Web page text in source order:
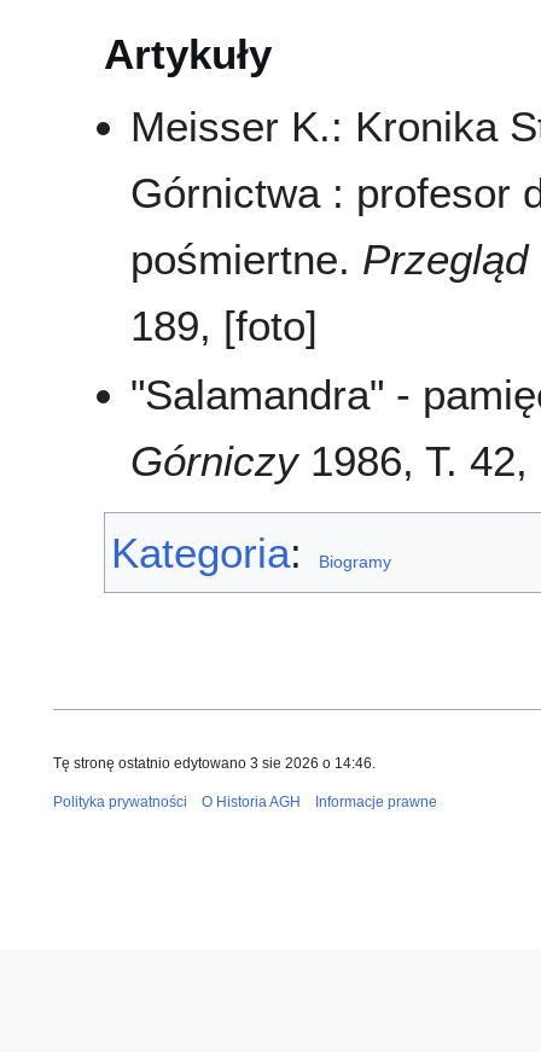
Artykuły
Meisser K.: Kronika
Górnictwa : profesor
pośmiertne.
189, [foto]
"Salamandra" -
Górniczy1986, T. 42,
Kategoria: Biogramy
Tę stronę ostatnio edytowano 3 sie 2026 o 14:46.
Polityka prywatności O Historia AGH Informacje prawne